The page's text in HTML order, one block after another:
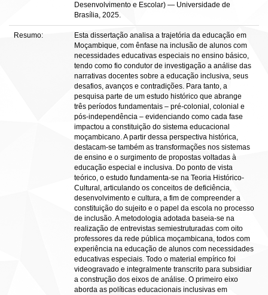
Desenvolvimento e Escolar) — Universidade de
Brasília, 2025.
Resumo:
Esta dissertação analisa a trajetória da educação em
Moçambique, com ênfase na inclusão de alunos com
necessidades educativas especiais no ensino básico,
tendo como fio condutor de investigação a análise das
narrativas docentes sobre a educação inclusiva, seus
desafios, avanços e contradições. Para tanto, a
pesquisa parte de um estudo histórico que abrange
três períodos fundamentais – pré-colonial, colonial e
pós-independência – evidenciando como cada fase
impactou a constituição do sistema educacional
moçambicano. A partir dessa perspectiva histórica,
destacam-se também as transformações nos sistemas
de ensino e o surgimento de propostas voltadas à
educação especial e inclusiva. Do ponto de vista
teórico, o estudo fundamenta-se na Teoria Histórico-
Cultural, articulando os conceitos de deficiência,
desenvolvimento e cultura, a fim de compreender a
constituição do sujeito e o papel da escola no processo
de inclusão. A metodologia adotada baseia-se na
realização de entrevistas semiestruturadas com oito
professores da rede pública moçambicana, todos com
experiência na educação de alunos com necessidades
educativas especiais. Todo o material empírico foi
videogravado e integralmente transcrito para subsidiar
a construção dos eixos de análise. O primeiro eixo
aborda as políticas educacionais inclusivas em